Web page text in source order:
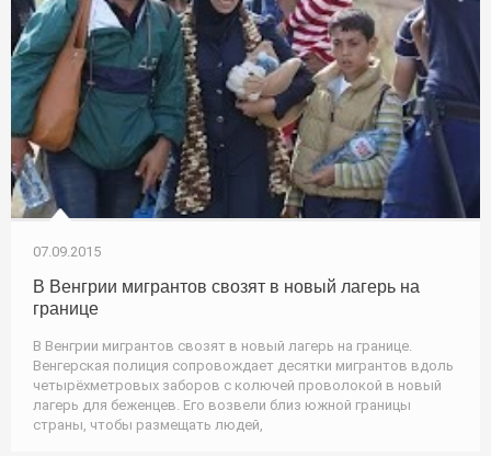
07.09.2015
В Венгрии мигрантов свозят в новый лагерь на
границе
В Венгрии мигрантов свозят в новый лагерь на границе.
Венгерская полиция сопровождает десятки мигрантов вдоль
четырёхметровых заборов с колючей проволокой в новый
лагерь для беженцев. Его возвели близ южной границы
страны, чтобы размещать людей,